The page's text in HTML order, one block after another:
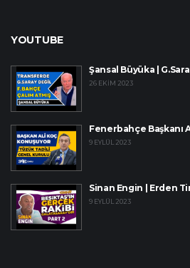
YOUTUBE
Şansal Büyüka |
26 EKIM 2023
Fenerbahçe Başkanı
9 EYLÜL 2023
Sinan Engin | Erden
9 EYLÜL 2023